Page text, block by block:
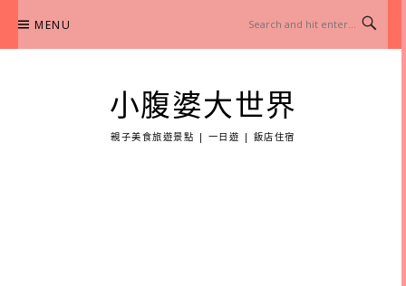
content
MENU
小腹婆大世界
親子美食旅遊景點 | 一日遊 | 飯店住宿